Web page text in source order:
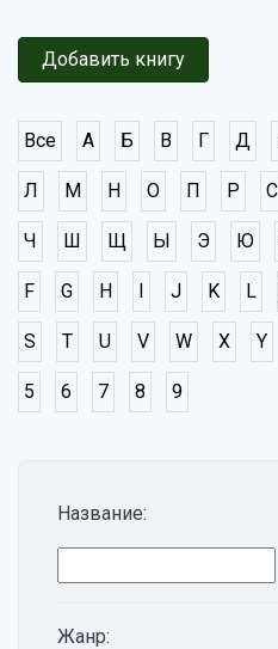
Название:
Жанр:
Добавить книгу
Все А Б В Г Д
Л М Н О П Р С
Ч Ш Щ Ы Э Ю
F G H I J K L
S T U V W X Y
5 6 7 8 9